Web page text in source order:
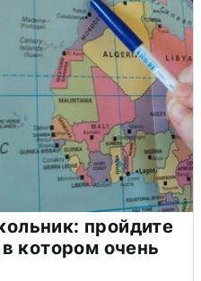
пройдите
котором очень